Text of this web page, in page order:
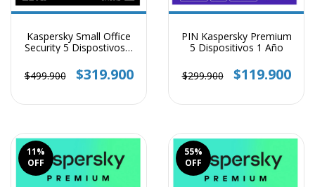
Kaspersky Small Office
Security 5 Dispostivos 1
$499.900
$319.900
PIN Kaspersky Premium
5 Dispositivos 1 Año
$299.900 $119.900
11%
OFF
55%
OFF